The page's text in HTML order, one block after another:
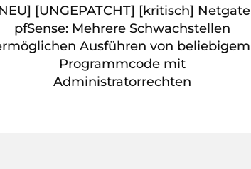
[UNGEPATCHT] [kritisch] Netgate
pfSense: Mehrere Schwachstellen
Ausführen von beliebigem
Programmcode mit
Administratorrechten